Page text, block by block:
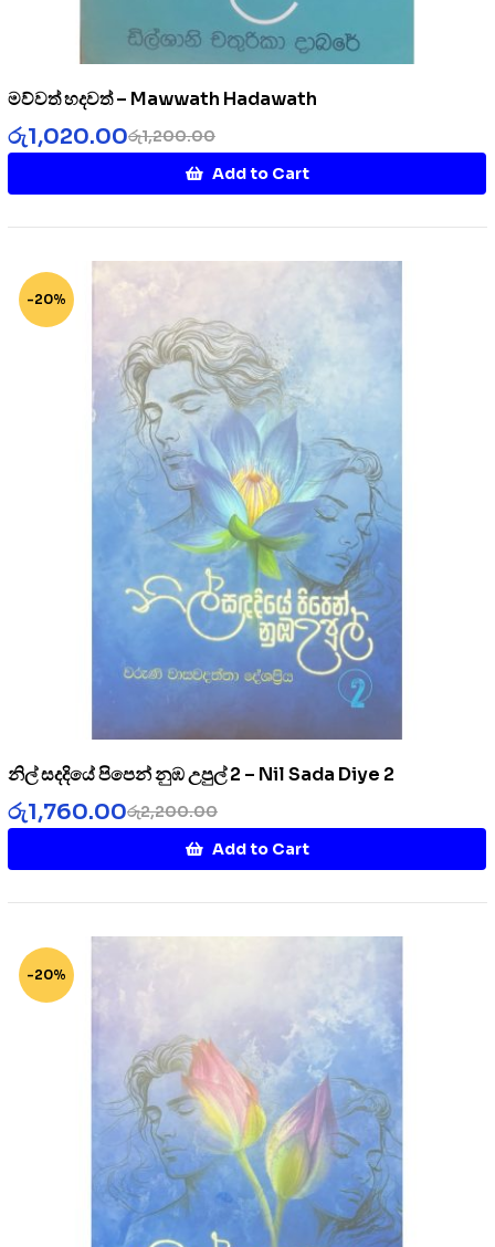
මව්වත් හදවත් – Mawwath Hadawath
රු1,200.00
රු1,020.00
Add to Cart
-20%
නිල් සදදියේ පිපෙන් නුඹ උපුල් 2 – Nil Sada Diye 2
රු2,200.00
රු1,760.00
Add to Cart
-20%